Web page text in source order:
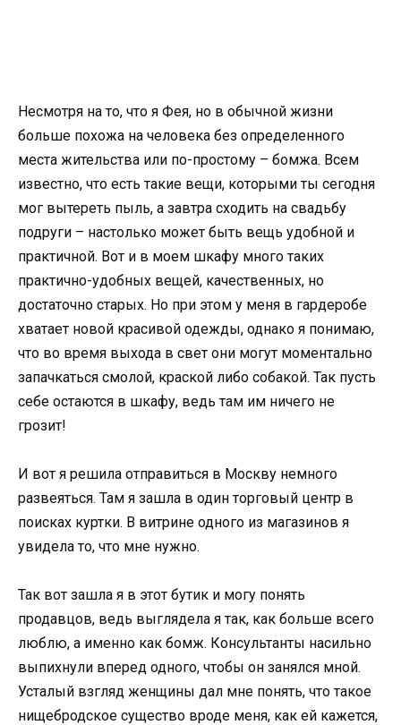
Несмотря на то, что я Фея, но в обычной жизни
больше похожа на человека без определенного
места жительства или по-простому – бомжа. Всем
известно, что есть такие вещи, которыми ты сегодня
мог вытереть пыль, а завтра сходить на свадьбу
подруги – настолько может быть вещь удобной и
практичной. Вот и в моем шкафу много таких
практично-удобных вещей, качественных, но
достаточно старых. Но при этом у меня в гардеробе
хватает новой красивой одежды, однако я понимаю,
что во время выхода в свет они могут моментально
запачкаться смолой, краской либо собакой. Так пусть
себе остаются в шкафу, ведь там им ничего не
грозит!
И вот я решила отправиться в Москву немного
развеяться. Там я зашла в один торговый центр в
поисках куртки. В витрине одного из магазинов я
увидела то, что мне нужно.
Так вот зашла я в этот бутик и могу понять
продавцов, ведь выглядела я так, как больше всего
люблю, а именно как бомж. Консультанты насильно
выпихнули вперед одного, чтобы он занялся мной.
Усталый взгляд женщины дал мне понять, что такое
нищебродское существо вроде меня, как ей кажется,